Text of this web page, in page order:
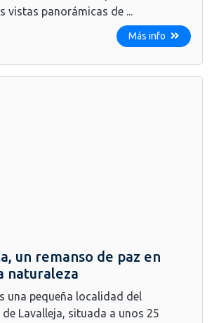
vistas panorámicas de ...
Más info
un remanso de paz en
naturaleza
una pequeña localidad del
Lavalleja, situada a unos 25